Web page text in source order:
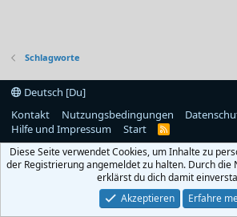
Schlagworte
Deutsch [Du]
Kontakt
Nutzungsbedingungen
Hilfe und Impressum
Start
R
S
Diese Seite verwendet Cookies, um Inhalte zu
der Registrierung angemeldet zu halten. Durch die
erklärst du dich damit
Akzeptieren
Erfahre